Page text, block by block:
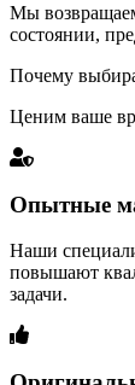
Мы
состоянии,
Почему
Ценим ваше
Опытные
Наши
повышают
задачи.